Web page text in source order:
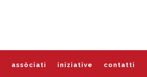
assòciati iniziative contatti